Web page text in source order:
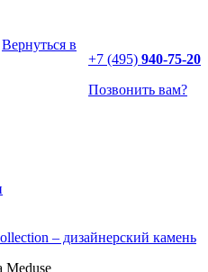
+7 (495) 940-75-20
Позвонить вам?
Вернуться в
– дизайнерский камень
Meduse